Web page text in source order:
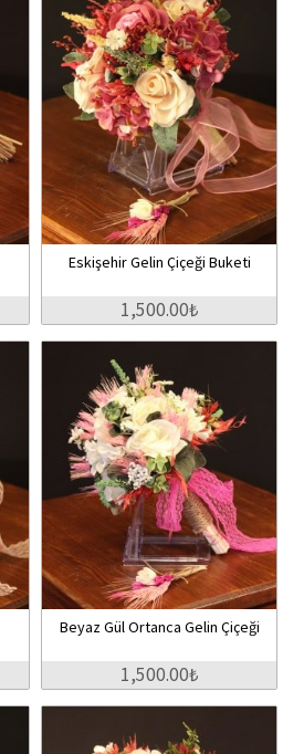
Eskişehir Gelin Çiçeği Buketi
1,500.00₺
Beyaz Gül Ortanca Gelin Çiçeği
1,500.00₺